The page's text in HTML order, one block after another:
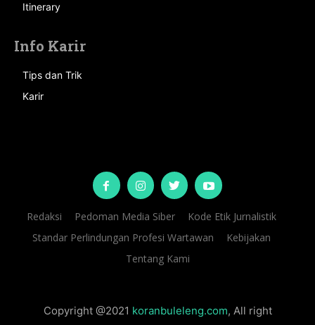
Itinerary
Info Karir
Tips dan Trik
Karir
Redaksi Pedoman Media Siber
Kode Etik Jurnalistik
Standar Perlindungan Profesi Wartawan
Kebijakan
Tentang Kami
Copyright @2021 koranbuleleng.com, All right